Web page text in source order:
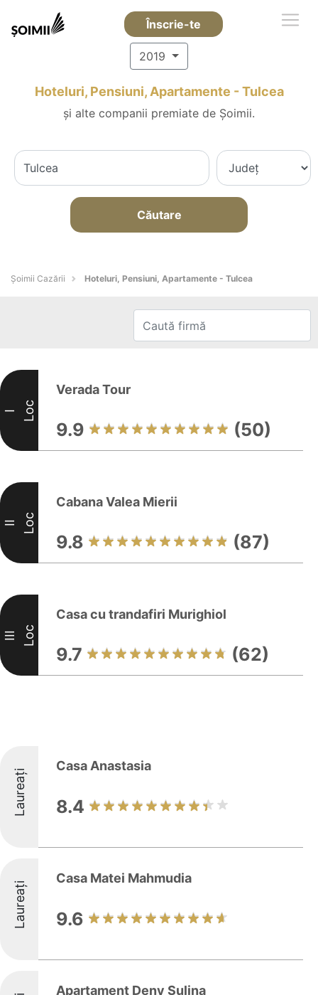
Înscrie-te
2019
Hoteluri, Pensiuni, Apartamente - Tulcea
și alte companii premiate de Șoimii.
Căutare
Șoimii Cazării Hoteluri, Pensiuni, Apartamente - Tulcea
I Loc
Verada Tour
9.9 (50)
II Loc
Cabana Valea Mierii
9.8 (87)
III Loc
Casa cu trandafiri Murighiol
9.7 (62)
Laureați
Casa Anastasia
8.4
Laureați
Casa Matei Mahmudia
9.6
Apartament Deny Sulina